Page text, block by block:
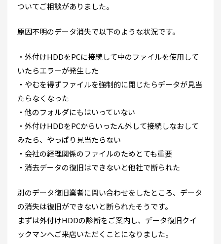
ついてご相談がありました。
原因不明のデータ消失で以下のような状況です。
・外付けHDDをPCに接続して中のファイルを使用して
いたらエラーが発生した
・やむを得ずファイルを強制的に閉じたらデータが見当
たらなくなった
・他のフォルダにもはいっていない
・外付けHDDをPCからいったん外して接続しなおして
みたら、やっぱり見当たらない
・会社の経理関係のファイルのためとても重要
・消去データの復旧はできないと他社で断られた
別のデータ復旧業者に問い合わせをしたところ、データ
の消失は復旧ができないと断られたそうです。
まずは外付けHDDの診断をご案内し、データ復旧クイ
ックマンへご来店いただくことになりました。